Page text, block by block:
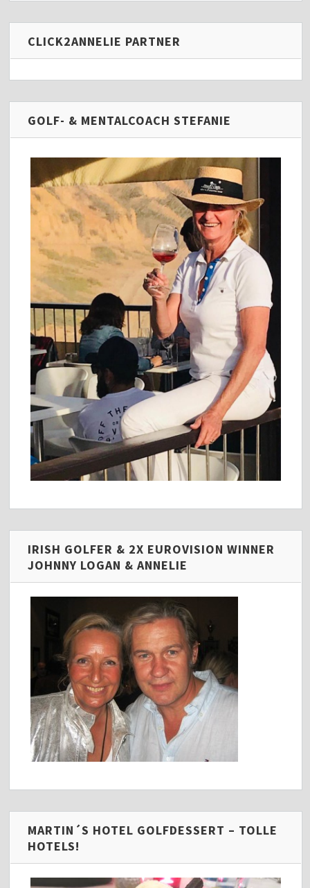
CLICK2ANNELIE PARTNER
GOLF- & MENTALCOACH STEFANIE
IRISH GOLFER & 2X EUROVISION WINNER
JOHNNY LOGAN & ANNELIE
MARTIN´S HOTEL GOLFDESSERT – TOLLE
HOTELS!